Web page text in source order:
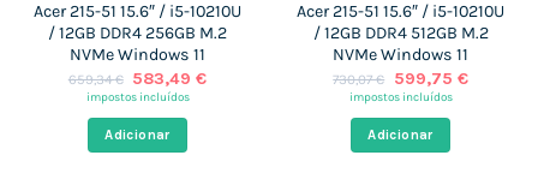
Acer 215-51 15.6″ / i5-10210U
/ 12GB DDR4 256GB M.2
NVMe Windows 11
659,34€ O
preço
era:
659,34 €.
583,49€O
impostos incluídos
Adicionar
Acer 215-51 15.6″ / i5-10210U
/ 12GB DDR4 512GB M.2
NVMe Windows 11
730,07€
O
preço
era:
730,07 €.
599,75 €O
impostos incluídos
Adicionar